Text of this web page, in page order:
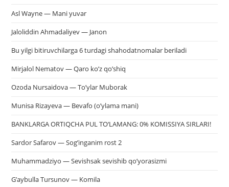
Asl Wayne — Mani yuvar
Jaloliddin Ahmadaliyev — Janon
Bu yilgi bitiruvchilarga 6 turdagi shahodatnomalar beriladi
Mirjalol Nematov — Qaro ko’z qo’shiq
Ozoda Nursaidova — To’ylar Muborak
Munisa Rizayeva — Bevafo (o’ylama mani)
BANKLARGA ORTIQCHA PUL TO‘LAMANG: 0% KOMISSIYA SIRLARI!
Sardor Safarov — Sog’inganim rost 2
Muhammadziyo — Sevishsak sevishib qo’yorasizmi
G’aybulla Tursunov — Komila